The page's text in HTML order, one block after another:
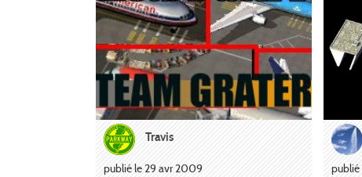
Travis
publié le 29 avr 2009